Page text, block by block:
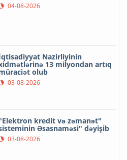
04-08-2026
Nazirliyinin
13 milyondan artıq
olub
03-08-2026
kredit və zəmanət"
Əsasnaməsi" dəyişib
03-08-2026